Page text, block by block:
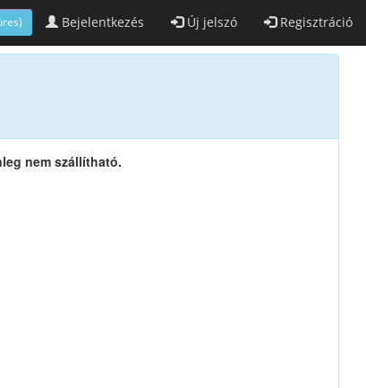
Bejelentkezés Új jelszó Regisztráció
nem szállítható.